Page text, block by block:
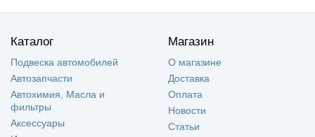
Каталог
Подвеска автомобилей
Автозапчасти
Автохимия, Масла и
фильтры
Аксессуары
Магазин
О магазине
Доставка
Оплата
Новости
Статьи